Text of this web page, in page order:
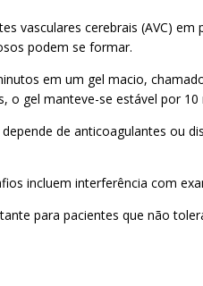
vasculares cerebrais (AVC)
podem se formar.
em um gel macio,
gel manteve-se estável por
de anticoagulantes
incluem interferência com
para pacientes que não